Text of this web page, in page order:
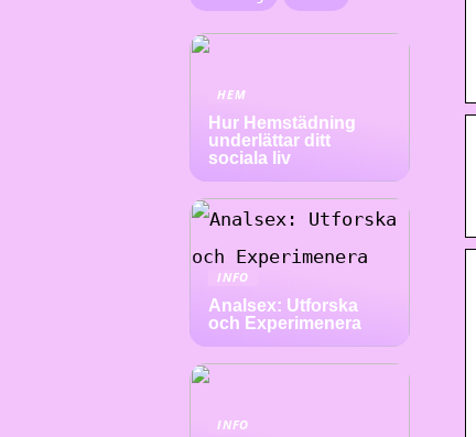
HEM
Hur Hemstädning
underlättar ditt
sociala liv
INFO
Analsex: Utforska
och Experimenera
INFO